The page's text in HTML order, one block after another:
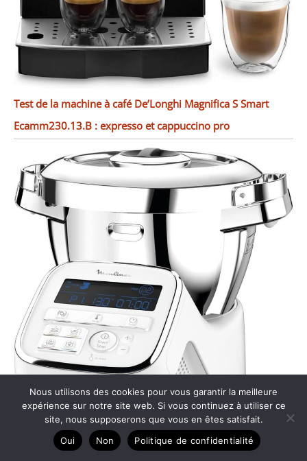
Test de la machine à café De’Longhi Magnifica S Smart
Ecamm230.13.B : expresso et cappuccino pro
Nous utilisons des cookies pour vous garantir la meilleure
expérience sur notre site web. Si vous continuez à utiliser ce
site, nous supposerons que vous en êtes satisfait.
Oui
Non Politique de confidentialité